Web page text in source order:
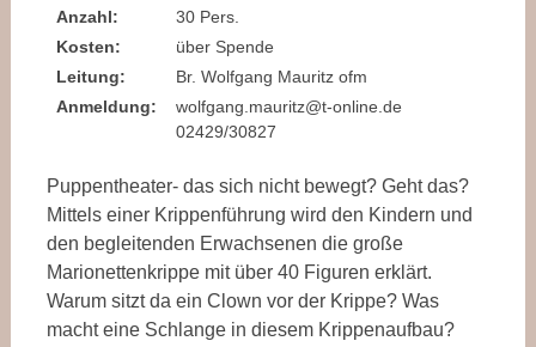
Anzahl:
30 Pers.
Kosten:
über Spende
Leitung:
Br. Wolfgang Mauritz ofm
Anmeldung:
wolfgang.mauritz@t-online.de
02429/30827
Puppentheater- das sich nicht bewegt? Geht das?
Mittels einer Krippenführung wird den Kindern und
den begleitenden Erwachsenen die große
Marionettenkrippe mit über 40 Figuren erklärt.
Warum sitzt da ein Clown vor der Krippe? Was
macht eine Schlange in diesem Krippenaufbau?